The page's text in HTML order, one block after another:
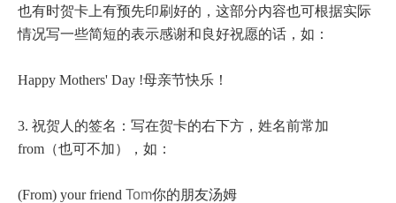
也有时贺卡上有预先印刷好的，这部分内容也可根据实际
情况写一些简短的表示感谢和良好祝愿的话，如：
Happy Mothers' Day !母亲节快乐！
3. 祝贺人的签名：写在贺卡的右下方，姓名前常加
from（也可不加），如：
(From) your friend Tom你的朋友汤姆